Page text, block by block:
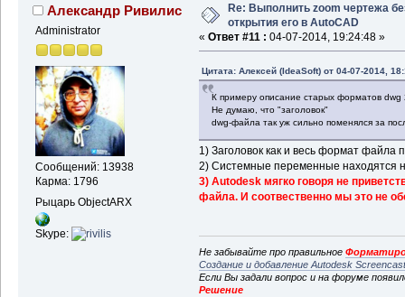
Александр Ривилис
Administrator
Сообщений: 13938
Карма: 1796
Рыцарь ObjectARX
Skype:
Re: Выполнить zoom чертежа
открытия его в AutoCAD
« Ответ #11 : 04-07-2014, 19:24:48 »
Цитата: Алексей (IdeaSoft) от 04-07-2014,
К примеру описание старых форматов dwg
Не думаю, что "заголовок"
dwg-файла так уж сильно поменялся за
1) Заголовок как и весь формат файла
2) Системные переменные находятся
3) Autodesk мягко говоря не
файла. И соотвественно мы это не
Не забывайте про правильное
Создание и добавление Autodesk
Если Вы задали вопрос и на форуме
Решение